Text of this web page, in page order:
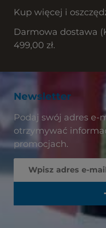
Kup więcej i
Darmowa dostawa
499,00 zł.
Newsletter
Podaj swój adres e-
otrzymywać
promocjach.